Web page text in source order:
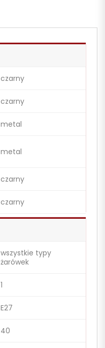
czarny
czarny
metal
metal
czarny
czarny
wszystkie typy
żarówek
1
E27
40